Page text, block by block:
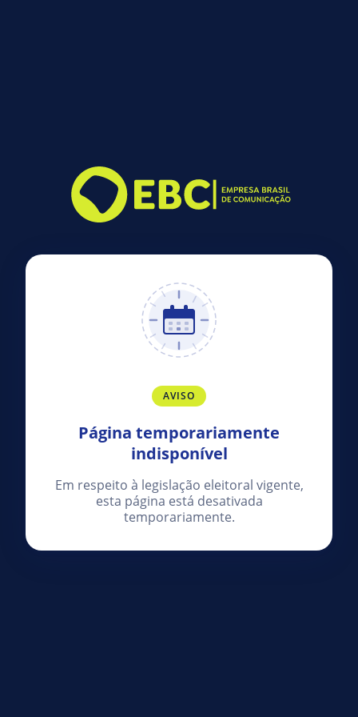
AVISO
Página temporariamente
indisponível
Em respeito à legislação eleitoral vigente,
esta página está desativada
temporariamente.